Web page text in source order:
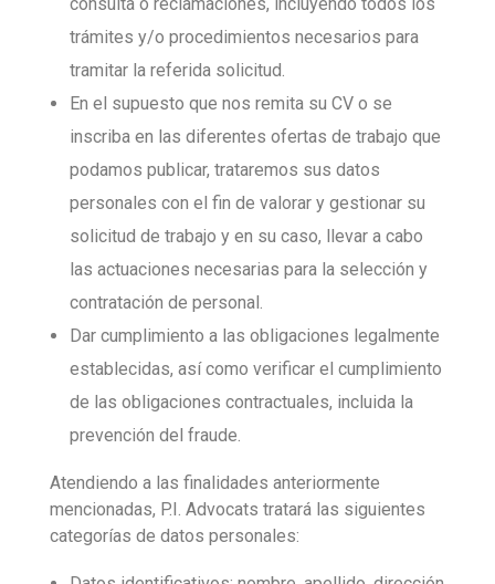
trámites y/o procedimientos necesarios para
tramitar la referida solicitud.
En el supuesto que nos remita su CV o se
inscriba en las diferentes ofertas de trabajo que
podamos publicar, trataremos sus datos
personales con el fin de valorar y gestionar su
solicitud de trabajo y en su caso, llevar a cabo
las actuaciones necesarias para la selección y
contratación de personal.
Dar cumplimiento a las obligaciones legalmente
establecidas, así como verificar el cumplimiento
de las obligaciones contractuales, incluida la
prevención del fraude.
Atendiendo a las finalidades anteriormente
mencionadas, P.I. Advocats tratará las siguientes
categorías de datos personales: